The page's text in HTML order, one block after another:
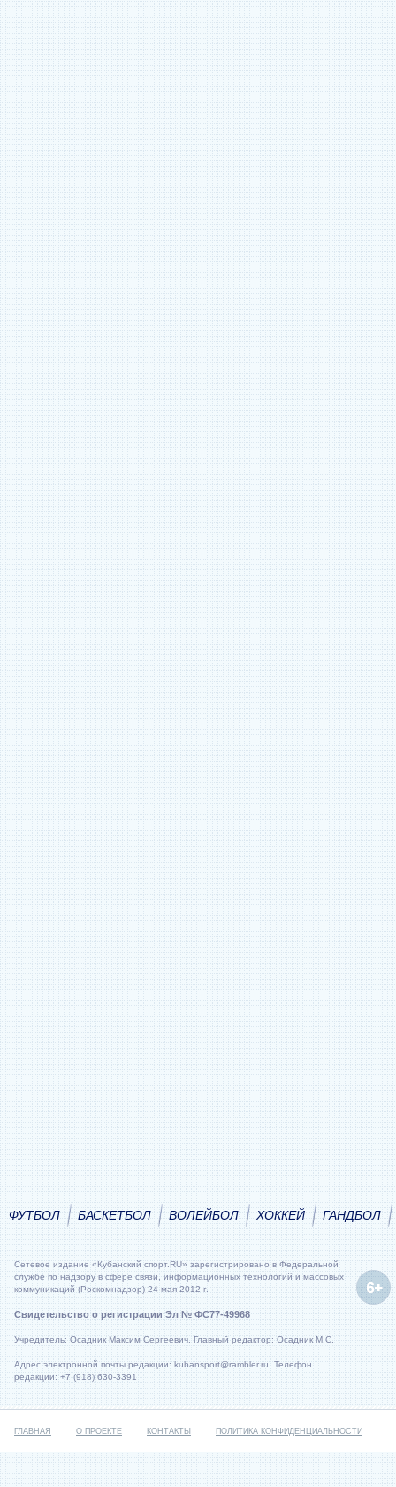
ФУТБОЛ БАСКЕТБОЛ ВОЛЕЙБОЛ ХОККЕЙ ГАНДБОЛ
Сетевое издание «Кубанский спорт.RU» зарегистрировано в Федеральной
службе по надзору в сфере связи, информационных технологий и массовых
коммуникаций (Роскомнадзор) 24 мая 2012 г.
Свидетельство о регистрации Эл № ФС77-49968
Учредитель: Осадник Максим Сергеевич. Главный редактор: Осадник М.С.
Адрес электронной почты редакции: kubansport@rambler.ru. Телефон
редакции: +7 (918) 630-3391
ГЛАВНАЯ О ПРОЕКТЕ КОНТАКТЫ ПОЛИТИКА КОНФИДЕНЦИАЛЬНОСТИ